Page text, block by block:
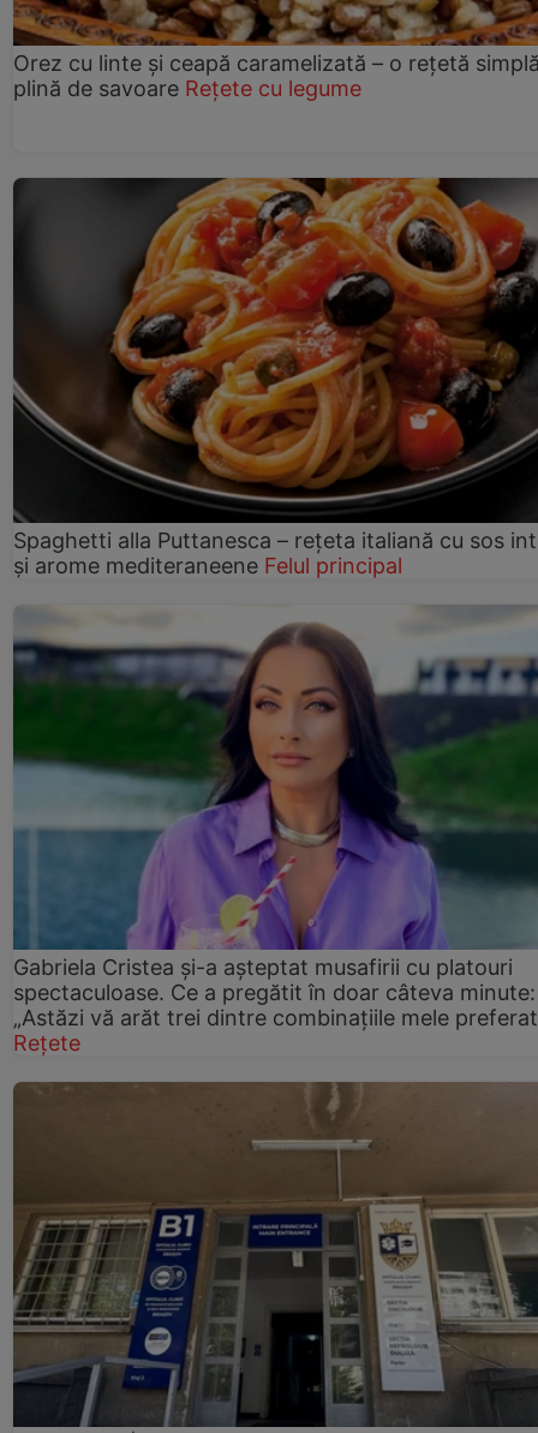
Orez cu linte și ceapă caramelizată – o rețetă
plină de savoare Rețete cu legume
Spaghetti alla Puttanesca – rețeta italiană cu sos
și arome mediteraneene Felul principal
Gabriela Cristea și-a așteptat musafirii cu platouri
spectaculoase. Ce a pregătit în doar câteva minute:
„Astăzi vă arăt trei dintre combinațiile mele
Rețete